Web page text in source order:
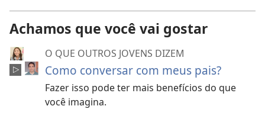
Achamos que você vai gostar
O QUE OUTROS JOVENS DIZEM
Como conversar com meus pais?
Fazer isso pode ter mais benefícios do que
você imagina.